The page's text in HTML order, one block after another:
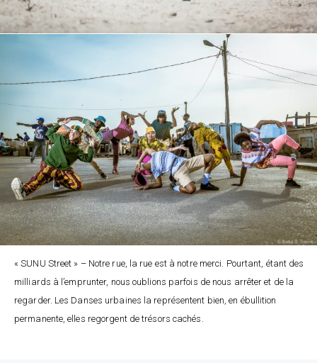
« SUNU Street » – Notre rue, la rue est à notre merci. Pourtant, étant des
milliards à l’emprunter, nous oublions parfois de nous arrêter et de la
regarder. Les Danses urbaines la représentent bien, en ébullition
permanente, elles regorgent de trésors cachés.